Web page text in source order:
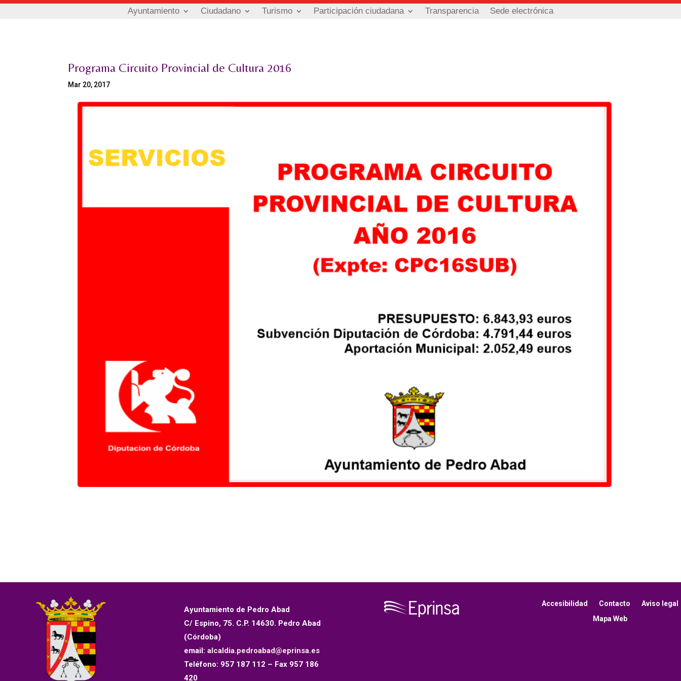
Ayuntamiento Ciudadano Turismo Participación ciudadana Transparencia Sede electrónica
Programa Circuito Provincial de Cultura 2016
Mar 20, 2017
Ayuntamiento de Pedro Abad
C/ Espino, 75. C.P. 14630. Pedro Abad
(Córdoba)
email: alcaldia.pedroabad@eprinsa.es
Teléfono: 957 187 112 – Fax 957 186
420
Accesibilidad Contacto
Aviso legal
Mapa Web